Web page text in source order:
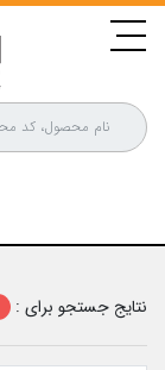
نتایج جستجو برای :